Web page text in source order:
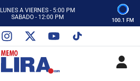
LUNES A VIERNES - 5:00 PM
SABADO - 12:00 PM
CON MEMO LIRA Y SU EQUIPO
LUNES A VIERNES - 5:00 PM
SABADO - 12:00 PM
100.1 FM